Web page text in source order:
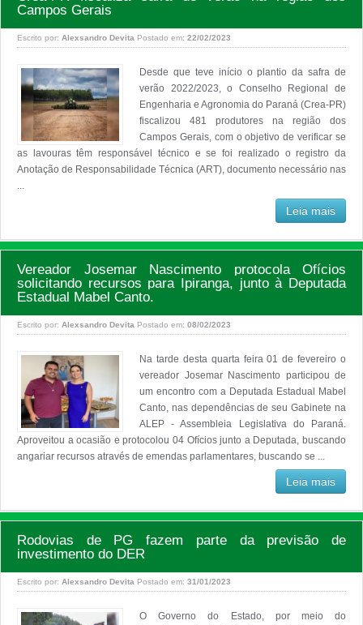
Campos Gerais
Escrito por: Alexsandro Devita Postado em: 22/02/2023
Desde que teve início o plantio da safra de
verão 2022/2023, o Conselho Regional de
Engenharia e Agronomia do Paraná (Crea-PR)
fiscalizou 481 produtores na região dos
Campos Gerais, com o objetivo de verificar se
as lavouras têm responsável técnico e se foi realizado o registro da
Anotação de Responsabilidade Técnica (ART), documento necessário nas
Leia mais
Vereador Josemar Nascimento protocola Ofícios
solicitando recursos para Ipiranga, junto à Deputada
Estadual Mabel Canto.
Escrito por: Alexsandro Devita Postado em: 08/02/2023
Na tarde desta quarta feira 01 de fevereiro o
vereador Josemar Nascimento participou de
um encontro com a Deputada Estadual Mabel
Canto, nas dependências de seu Gabinete na
ALEP - Assembleia Legislativa do Paraná.
Aproveitou a ocasião e protocolou 04 Ofícios junto a Deputada, buscando
angariar recursos através de emendas parlamentares, buscando se ...
Leia mais
Rodovias de PG fazem parte da previsão de
investimento do DER
Escrito por: Alexsandro Devita Postado em: 31/01/2023
O Governo do Estado, por meio do